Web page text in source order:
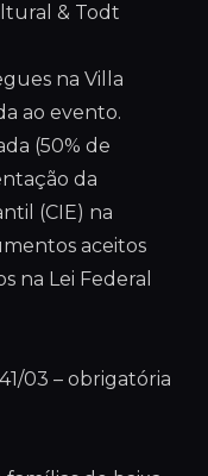
& Todt
na Villa
ao evento.
(50% de
da
(CIE) na
aceitos
na Lei Federal
03 – obrigatória